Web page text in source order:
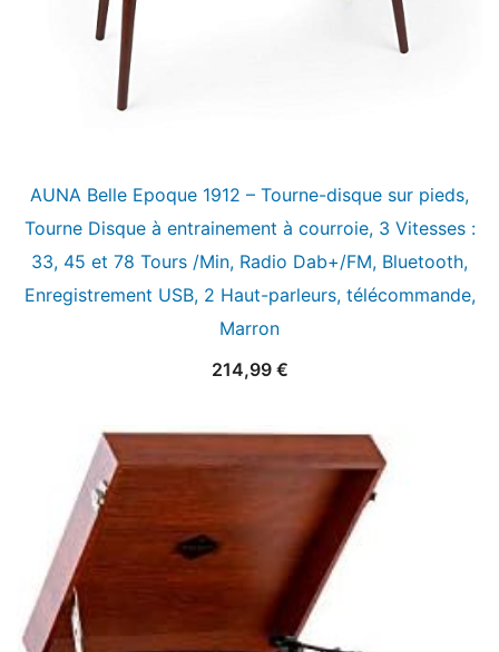
AUNA Belle Epoque 1912 – Tourne-disque sur pieds,
Tourne Disque à entrainement à courroie, 3 Vitesses :
33, 45 et 78 Tours /Min, Radio Dab+/FM, Bluetooth,
Enregistrement USB, 2 Haut-parleurs, télécommande,
Marron
214,99 €